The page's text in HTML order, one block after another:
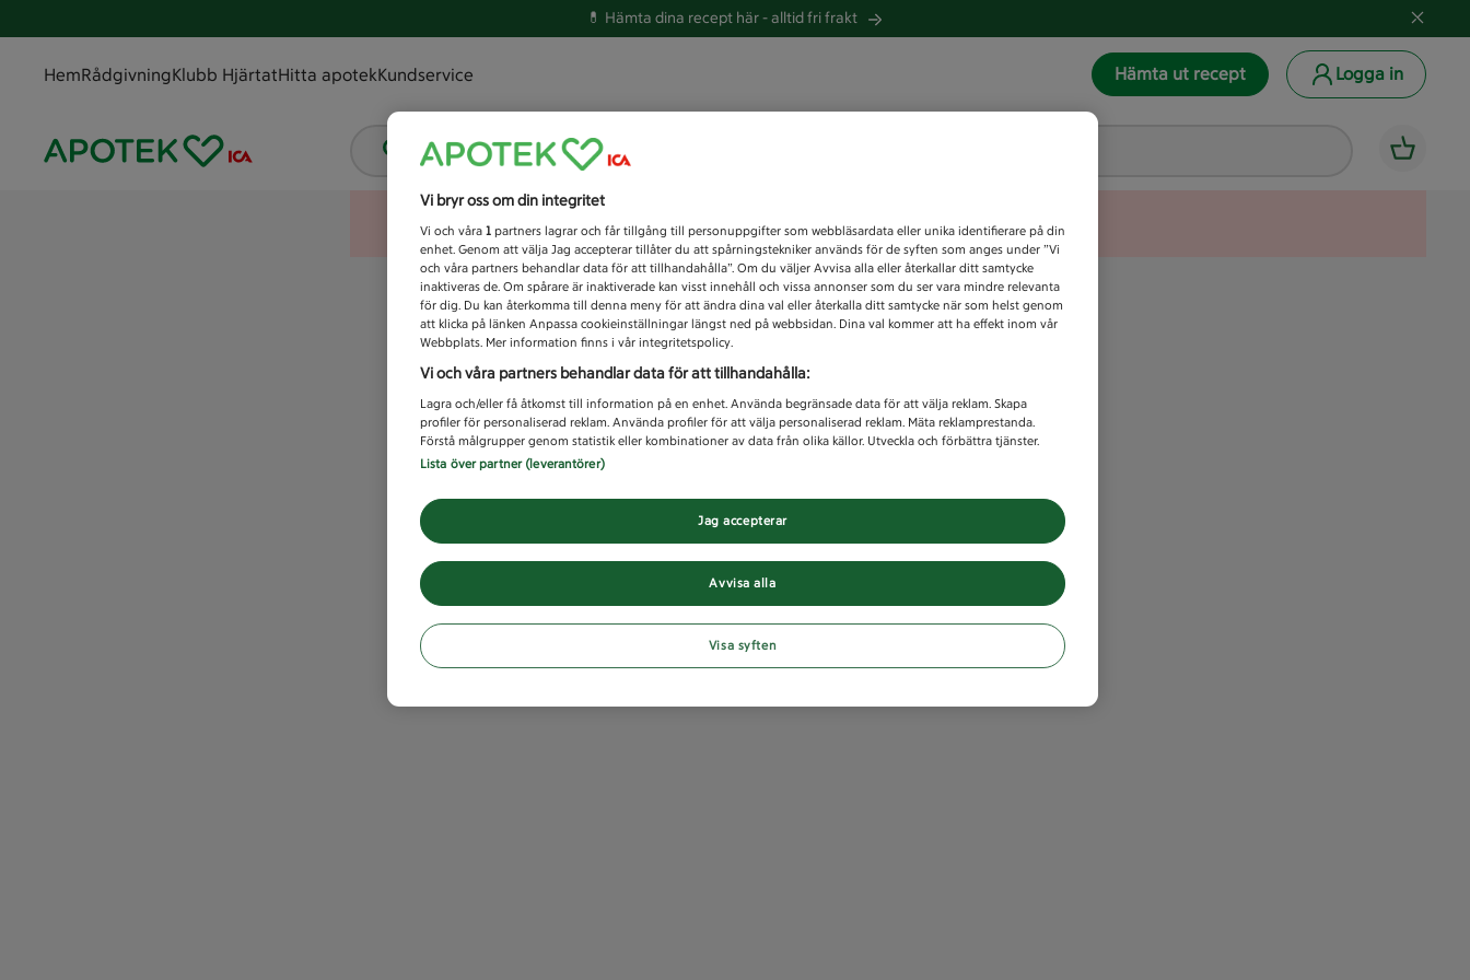
💊 Hämta dina recept här -alltid fri frakt
HemRådgivningKlubb HjärtatHitta apotekKundservice Hämta ut recept Logga in
Vad letar du efter idag?
Unknown error
Vi bryr oss om din integritet
Vi och våra 1 partners lagrar och får tillgång till personuppgifter som webbläsardata eller unika identifierare på din
enhet. Genom att välja Jag accepterar tillåter du att spårningstekniker används för de syften som anges under ”Vi
och våra partners behandlar data för att tillhandahålla”. Om du väljer Avvisa alla eller återkallar ditt samtycke
inaktiveras de. Om spårare är inaktiverade kan visst innehåll och vissa annonser som du ser vara mindre relevanta
för dig. Du kan återkomma till denna meny för att ändra dina val eller återkalla ditt samtycke när som helst genom
att klicka på länken Anpassa cookieinställningar längst ned på webbsidan. Dina val kommer att ha effekt inom vår
Webbplats. Mer information finns i vår integritetspolicy.
Vi och våra partners behandlar data för att tillhandahålla:
Lagra och/eller få åtkomst till information på en enhet. Använda begränsade data för att välja reklam. Skapa
profiler för personaliserad reklam. Använda profiler för att välja personaliserad reklam. Mäta reklamprestanda.
Förstå målgrupper genom statistik eller kombinationer av data från olika källor. Utveckla och förbättra tjänster.
Lista över partner (leverantörer)
Avvisa alla
Jag accepterar
Visa syften